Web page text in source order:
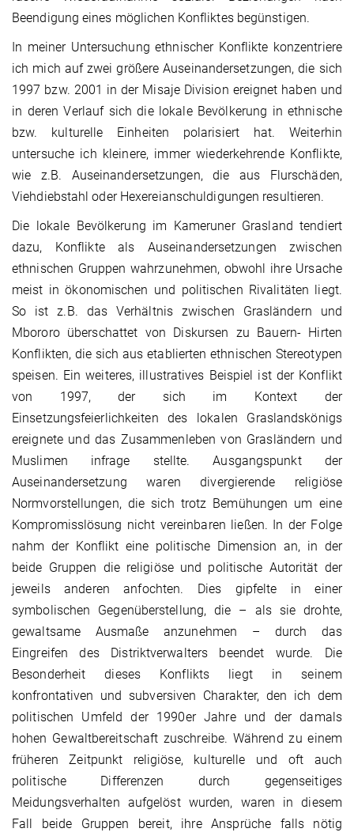
Beendigung eines möglichen Konfliktes begünstigen.
In meiner Untersuchung ethnischer Konflikte konzentriere
ich mich auf zwei größere Auseinandersetzungen, die sich
1997 bzw. 2001 in der Misaje Division ereignet haben und
in deren Verlauf sich die lokale Bevölkerung in ethnische
bzw. kulturelle Einheiten polarisiert hat. Weiterhin
untersuche ich kleinere, immer wiederkehrende Konflikte,
wie z.B. Auseinandersetzungen, die aus Flurschäden,
Viehdiebstahl oder Hexereianschuldigungen resultieren.
Die lokale Bevölkerung im Kameruner Grasland tendiert
dazu, Konflikte als Auseinandersetzungen zwischen
ethnischen Gruppen wahrzunehmen, obwohl ihre Ursache
meist in ökonomischen und politischen Rivalitäten liegt.
So ist z.B. das Verhältnis zwischen Grasländern und
Mbororo überschattet von Diskursen zu Bauern- Hirten
Konflikten, die sich aus etablierten ethnischen Stereotypen
speisen. Ein weiteres, illustratives Beispiel ist der Konflikt
von 1997, der sich im Kontext der
Einsetzungsfeierlichkeiten des lokalen Graslandskönigs
ereignete und das Zusammenleben von Grasländern und
Muslimen infrage stellte. Ausgangspunkt der
Auseinandersetzung waren divergierende religiöse
Normvorstellungen, die sich trotz Bemühungen um eine
Kompromisslösung nicht vereinbaren ließen. In der Folge
nahm der Konflikt eine politische Dimension an, in der
beide Gruppen die religiöse und politische Autorität der
jeweils anderen anfochten. Dies gipfelte in einer
symbolischen Gegenüberstellung, die – als sie drohte,
gewaltsame Ausmaße anzunehmen – durch das
Eingreifen des Distriktverwalters beendet wurde. Die
Besonderheit dieses Konflikts liegt in seinem
konfrontativen und subversiven Charakter, den ich dem
politischen Umfeld der 1990er Jahre und der damals
hohen Gewaltbereitschaft zuschreibe. Während zu einem
früheren Zeitpunkt religiöse, kulturelle und oft auch
politische Differenzen durch gegenseitiges
Meidungsverhalten aufgelöst wurden, waren in diesem
Fall beide Gruppen bereit, ihre Ansprüche falls nötig